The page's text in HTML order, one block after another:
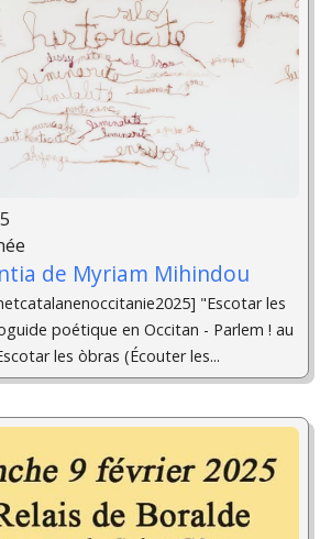
de Myriam Mihindou
"Escotar les
poétique en Occitan - Parlem ! au
les òbras (Écouter les...